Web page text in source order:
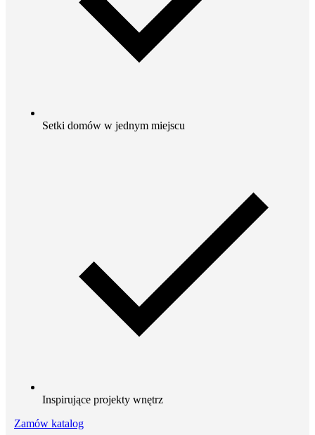
Setki domów w jednym miejscu
Inspirujące projekty wnętrz
Zamów katalog